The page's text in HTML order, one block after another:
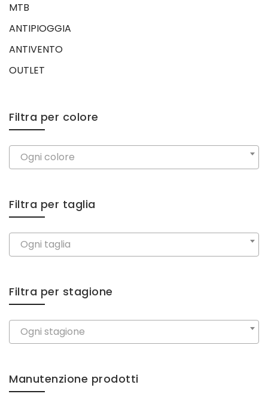
MTB
ANTIPIOGGIA
ANTIVENTO
OUTLET
Filtra per colore
Ogni colore
Filtra per taglia
Ogni taglia
Filtra per stagione
Ogni stagione
Manutenzione prodotti